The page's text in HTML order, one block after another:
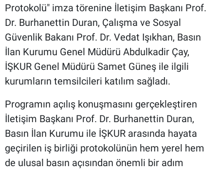
Protokolü" imza törenine İletişim Başkanı Prof.
Dr. Burhanettin Duran, Çalışma ve Sosyal
Güvenlik Bakanı Prof. Dr. Vedat Işıkhan, Basın
İlan Kurumu Genel Müdürü Abdulkadir Çay,
İŞKUR Genel Müdürü Samet Güneş ile ilgili
kurumların temsilcileri katılım sağladı.
Programın açılış konuşmasını gerçekleştiren
İletişim Başkanı Prof. Dr. Burhanettin Duran,
Basın İlan Kurumu ile İŞKUR arasında hayata
geçirilen iş birliği protokolünün hem yerel hem
de ulusal basın açısından önemli bir adım